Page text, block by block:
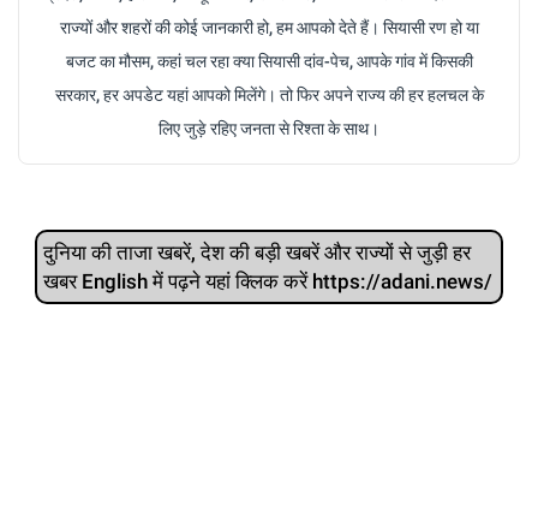
राज्यों और शहरों की कोई जानकारी हो, हम आपको देते हैं। सियासी रण हो या
बजट का मौसम, कहां चल रहा क्या सियासी दांव-पेच, आपके गांव में किसकी
सरकार, हर अपडेट यहां आपको मिलेंगे। तो फिर अपने राज्य की हर हलचल के
लिए जुड़े रहिए जनता से रिश्ता के साथ।
दुनिया की ताजा खबरें, देश की बड़ी खबरें और राज्‍यों से जुड़ी हर
खबर English में पढ़ने यहां क्लिक करें https://adani.news/